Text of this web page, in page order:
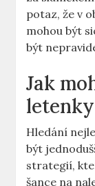
potaz, že v
mohou být
být
Jak
Hledání
být
strategií,
šance na